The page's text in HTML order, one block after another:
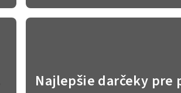
Najlepšie darčeky pre